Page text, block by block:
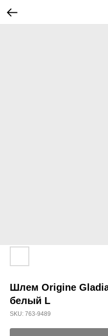
Шлем Origine
белый L
SKU: 763-9489